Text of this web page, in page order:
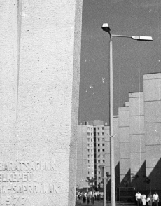
Budapest VIII.
Iskola (később Losonci téri Általános Iskola), jobbra a Práter utca 56. számú panelház.
1982 · Budapest VIII.
a Práter utca a Nagy Templom utca felől a József körút felé nézve. A felvétel a Práter utca 34-ből készült.